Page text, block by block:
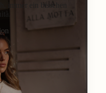
immer ein bisschen